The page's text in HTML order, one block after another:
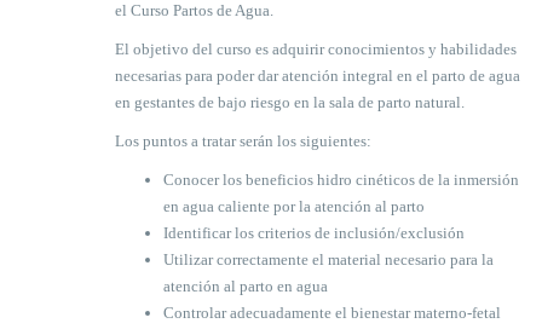
el Curso Partos de Agua.
El objetivo del curso es adquirir conocimientos y habilidades
necesarias para poder dar atención integral en el parto de agua
en gestantes de bajo riesgo en la sala de parto natural.
Los puntos a tratar serán los siguientes:
Conocer los beneficios hidro cinéticos de la inmersión
en agua caliente por la atención al parto
Identificar los criterios de inclusión/exclusión
Utilizar correctamente el material necesario para la
atención al parto en agua
Controlar adecuadamente el bienestar materno-fetal